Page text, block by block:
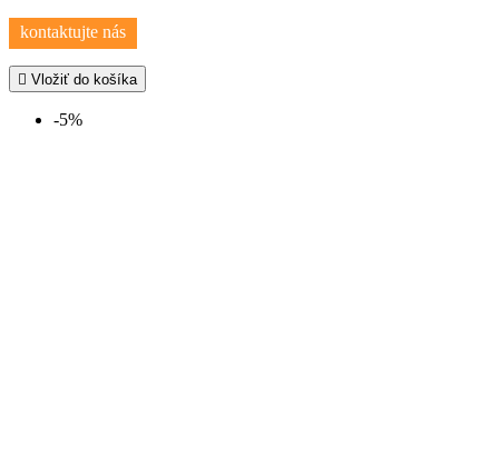
kontaktujte nás
 Vložiť do košíka
-5%